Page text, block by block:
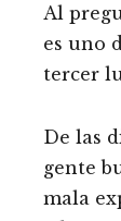
Al
es uno
tercer
De las
gente
mala